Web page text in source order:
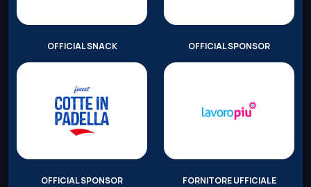
OFFICIAL SNACK OFFICIAL SPONSOR
OFFICIAL SPONSOR FORNITORE UFFICIALE